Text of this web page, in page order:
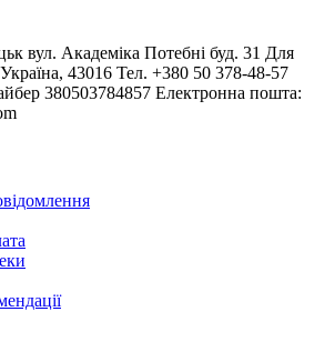
вул. Академіка Потебні буд. 31 Для
43016 Тел. +380 50 378-48-57
380503784857 Електронна пошта: